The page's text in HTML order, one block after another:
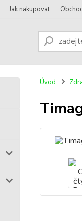
Jak nakupovat
Úvod